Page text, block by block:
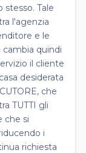
stesso. Tale
l'agenzia
e le
cambia quindi
il cliente
desiderata
che
TUTTI gli
che si
i
richiesta